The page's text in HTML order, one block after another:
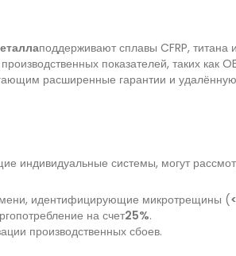
поддерживают сплавы CFRP,
показателей, таких как
расширенные гарантии и
индивидуальные системы, могут
идентифицирующие микротрещины (
на счет25%.
производственных сбоев.